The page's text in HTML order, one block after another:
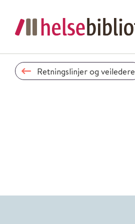
Retningslinjer og veiledere